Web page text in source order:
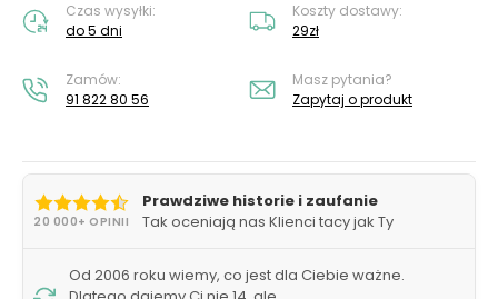
Czas wysyłki:
do 5 dni
Koszty dostawy:
29zł
Zamów:
91 822 80 56
Masz pytania?
Zapytaj o produkt
20 000+ OPINII
Prawdziwe historie i zaufanie
Tak oceniają nas Klienci tacy jak Ty
Od 2006 roku wiemy, co jest dla Ciebie ważne.